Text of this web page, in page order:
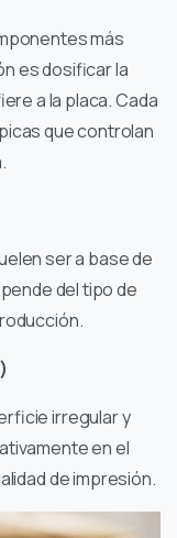
más
es dosificar la
a la placa. Cada
que controlan
ser a base de
del tipo de
irregular y
en el
de impresión.